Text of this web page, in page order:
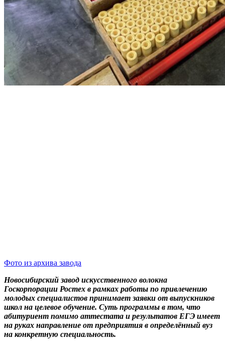
Фото из архива завода
Новосибирский завод искусственного волокна
Госкорпорации Ростех в рамках работы по привлечению
молодых специалистов принимает заявки от выпускников
школ на целевое обучение. Суть программы в том, что
абитуриент помимо аттестата и результатов ЕГЭ имеет
на руках направление от предприятия в определённый вуз
на конкретную специальность.